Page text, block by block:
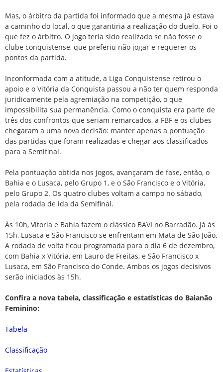
Mas, o árbitro da partida foi informado que a mesma já estava
a caminho do local, o que garantiria a realização do duelo. Foi o
que fez o árbitro. O jogo teria sido realizado se não fosse o
clube conquistense, que preferiu não jogar e requerer os
pontos da partida.
Inconformada com a atitude, a Liga Conquistense retirou o
apoio e o Vitória da Conquista passou a não ter quem responda
juridicamente pela agremiação na competição, o que
impossibilita sua permanência. Como o conquista era parte de
três dos confrontos que seriam remarcados, a FBF e os clubes
chegaram a uma nova decisão: manter apenas a pontuação
das partidas que foram realizadas e chegar aos classificados
para a Semifinal.
Pela pontuação obtida nos jogos, avançaram de fase, então, o
Bahia e o Lusaca, pelo Grupo 1, e o São Francisco e o Vitória,
pelo Grupo 2. Os quatro clubes voltam a campo no sábado,
pela rodada de ida da Semifinal.
Às 10h, Vitoria e Bahia fazem o clássico BAVI no Barradão. Já às
15h, Lusaca e São Francisco se enfrentam em Mata de São João.
A rodada de volta ficou programada para o dia 6 de dezembro,
com Bahia x Vitória, em Lauro de Freitas, e São Francisco x
Lusaca, em São Francisco do Conde. Ambos os jogos decisivos
serão iniciados às 15h.
Confira a nova tabela, classificação e estatísticas do Baianão
Feminino:
Tabela
Classificação